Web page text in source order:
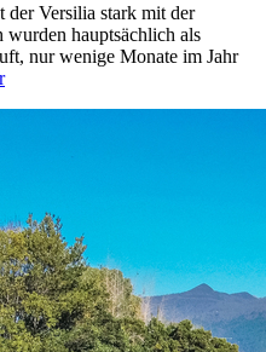
der Versilia stark mit der
hauptsächlich als
nur wenige Monate im Jahr